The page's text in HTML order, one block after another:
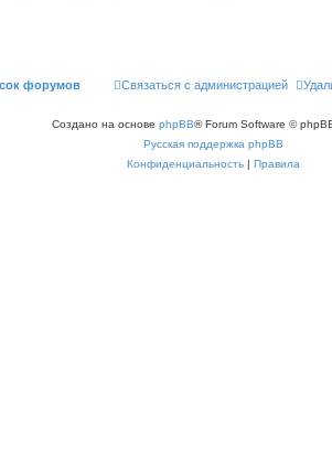
форумов Связаться с администрацией
Создано на основе phpBB® Forum Software ©
Русская поддержка phpBB
Конфиденциальность | Правила